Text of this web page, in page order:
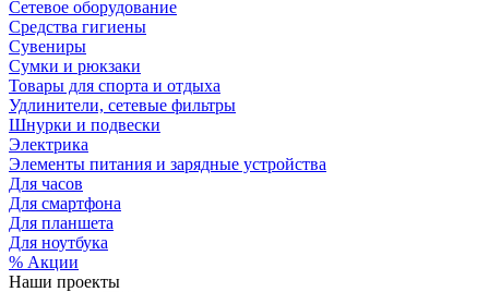
Сетевое оборудование
Средства гигиены
Сувениры
Сумки и рюкзаки
Товары для спорта и отдыха
Удлинители, сетевые фильтры
Шнурки и подвески
Электрика
Элементы питания и зарядные устройства
Для часов
Для смартфона
Для планшета
Для ноутбука
% Акции
Наши проекты